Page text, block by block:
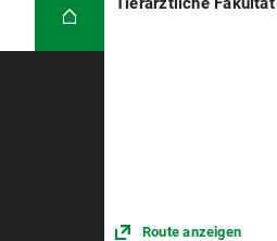
Route anzeigen